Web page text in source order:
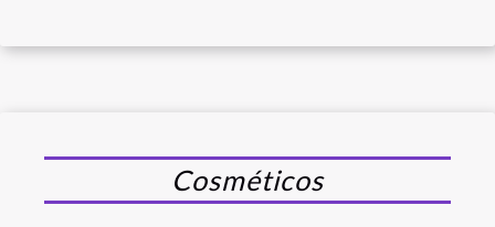
Cosméticos